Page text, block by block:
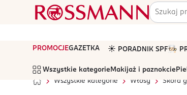
PROMOCJEGAZETKA ☀️ PORADNIK SPF
Wszystkie kategorie Makijaż i paznokcie
Wszystkie kategorie
Włosy Skóra